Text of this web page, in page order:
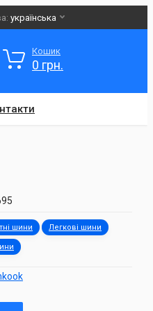
українська
Кошик
0 грн.
шини Легкові шини